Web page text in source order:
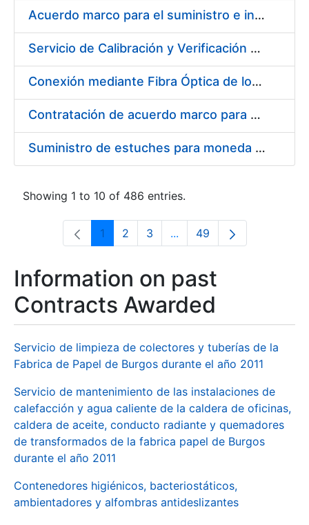
Acuerdo marco para el suministro e instalación de persianas, estores y otros complementos
Servicio de Calibración y Verificación Externa de los Equipos de Medición del Servicio de Prevención de la FNMT-RCM
Conexión mediante Fibra Óptica de los Centros de Proceso de Datos (CPDs) de las sedes de la FNMT-RCM de Burgos y Madrid
Contratación de acuerdo marco para el Suministro de Material de Electricidad para la Fábrica Nacional de Moneda y Timbre-Real Casa de la Moneda en su centro de trabajo de Burgos
Suministro de estuches para moneda de 30 €
Showing 1 to 10 of 486 entries.
Page
1 Page
2 Page
3 ...Intermediate Pages Use
Page
49
Information on past
Contracts Awarded
Servicio de limpieza de colectores y tuberías de la
Fabrica de Papel de Burgos durante el año 2011
Servicio de mantenimiento de las instalaciones de
calefacción y agua caliente de la caldera de oficinas,
caldera de aceite, conducto radiante y quemadores
de transformados de la fabrica papel de Burgos
durante el año 2011
Contenedores higiénicos, bacteriostáticos,
ambientadores y alfombras antideslizantes